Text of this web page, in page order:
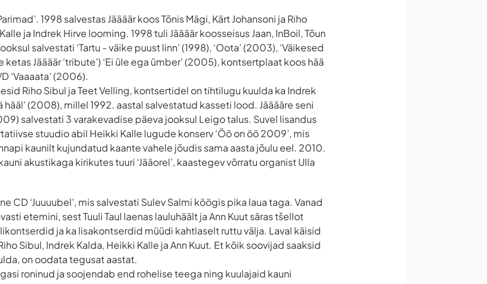
1998 salvestas Jäääär koos Tõnis Mägi, Kärt Johansoni ja Riho
ja Indrek Hirve looming. 1998 tuli Jäääär koosseisus Jaan, InBoil, Tõun
salvestati ‘Tartu - väike puust linn’ (1998), ‘Oota’ (2003), ‘Väikesed
Jäääär ‘tribute’) ‘Ei üle ega ümber’ (2005), kontsertplaat koos hää
‘Vaaaata’ (2006).
Riho Sibul ja Teet Velling, kontsertidel on tihtilugu kuulda ka Indrek
hääl’ (2008), millel 1992. aastal salvestatud kasseti lood. Jääääre seni
salvestati 3 varakevadise päeva jooksul Leigo talus. Suvel lisandus
stuudio abil Heikki Kalle lugude konserv ‘Öö on öö 2009’, mis
kaunilt kujundatud kaante vahele jõudis sama aasta jõulu eel. 2010.
akustikaga kirikutes tuuri ‘Jääorel’, kaastegev võrratu organist Ulla
CD ‘Juuuubel’, mis salvestati Sulev Salmi köögis pika laua taga. Vanad
etemini, sest Tuuli Taul laenas lauluhäält ja Ann Kuut säras tšellot
ja ka lisakontserdid müüdi kahtlaselt ruttu välja. Laval käisid
Sibul, Indrek Kalda, Heikki Kalle ja Ann Kuut. Et kõik soovijad saaksid
on oodata tegusat aastat.
roninud ja soojendab end rohelise teega ning kuulajaid kauni